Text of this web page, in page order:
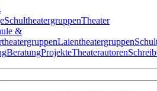
SchultheatergruppenTheater
&
Laientheatergruppen
BeratungProjekteTheaterautoren